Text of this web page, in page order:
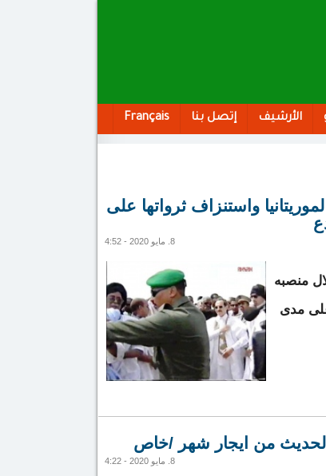
الأرشيف إتصل بنا Français
واستنزاف ثرواتها على
8. مايو 2020 - 4:52
منصبه
على مدى
متواصلة دون رادع
الحديث من ايجار شهر /خاص
8. مايو 2020 - 4:22